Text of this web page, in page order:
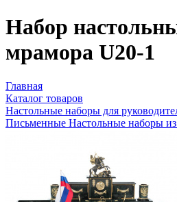
Набор
мрамора U20-1
Главная
Каталог товаров
Настольные наборы для
Письменные Настольные наборы